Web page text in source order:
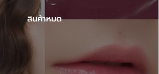
สินค้าหมด